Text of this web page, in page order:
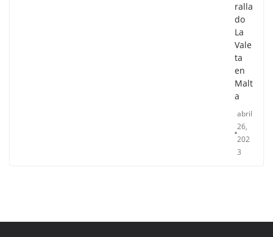
ralla
do
La
Vale
ta
en
Malt
a
abril
26,
202
3